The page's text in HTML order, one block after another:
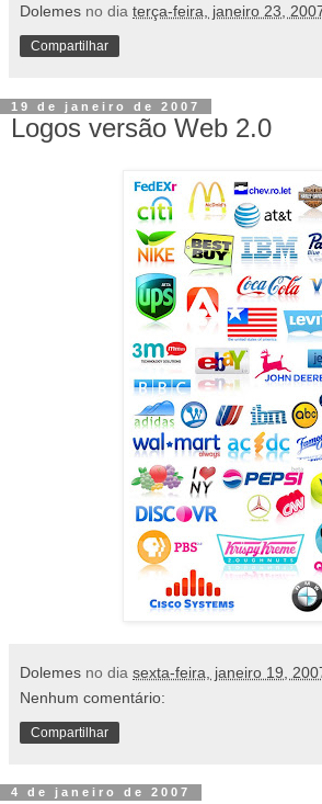
Dolemes no dia terça-feira, janeiro 23,
Compartilhar
19 de janeiro de 2007
Logos versão Web 2.0
Dolemes no dia sexta-feira, janeiro 19,
Nenhum comentário:
Compartilhar
4 de janeiro de 2007